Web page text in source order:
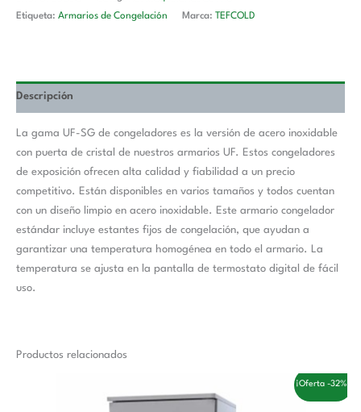
Etiqueta: Armarios de Congelación Marca: TEFCOLD
Descripción
La gama UF-SG de congeladores es la versión de acero inoxidable
con puerta de cristal de nuestros armarios UF. Estos congeladores
de exposición ofrecen alta calidad y fiabilidad a un precio
competitivo. Están disponibles en varios tamaños y todos cuentan
con un diseño limpio en acero inoxidable. Este armario congelador
estándar incluye estantes fijos de congelación, que ayudan a
garantizar una temperatura homogénea en todo el armario. La
temperatura se ajusta en la pantalla de termostato digital de fácil
uso.
Productos relacionados
¡Oferta -32%!
original